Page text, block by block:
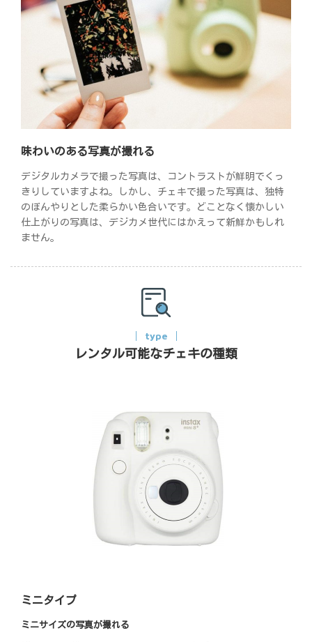
味わいのある写真が撮れる
デジタルカメラで撮った写真は、コントラストが鮮明でくっ
きりしていますよね。しかし、チェキで撮った写真は、独特
のぼんやりとした柔らかい色合いです。どことなく懐かしい
仕上がりの写真は、デジカメ世代にはかえって新鮮かもしれ
ません。
type
レンタル可能なチェキの種類
ミニタイプ
ミニサイズの写真が撮れる